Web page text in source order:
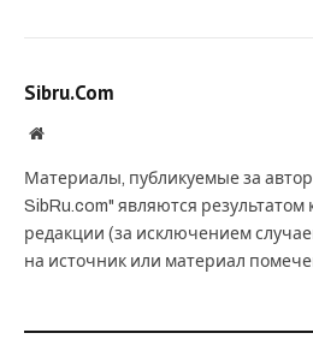
Sibru.Com
Website
Материалы, публикуемые за
SibRu.com" являются результатом
редакции (за исключением
на источник или материал